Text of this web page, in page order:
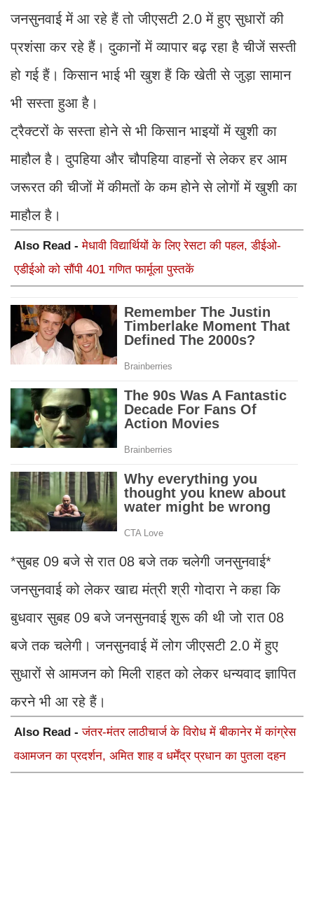
जनसुनवाई में आ रहे हैं तो जीएसटी 2.0 में हुए सुधारों की
प्रशंसा कर रहे हैं। दुकानों में व्यापार बढ़ रहा है चीजें सस्ती
हो गई हैं। किसान भाई भी खुश हैं कि खेती से जुड़ा सामान
भी सस्ता हुआ है।
ट्रैक्टरों के सस्ता होने से भी किसान भाइयों में खुशी का
माहौल है। दुपहिया और चौपहिया वाहनों से लेकर हर आम
जरूरत की चीजों में कीमतों के कम होने से लोगों में खुशी का
माहौल है।
Also Read -मेधावी विद्यार्थियों के लिए रेसटा की पहल, डीईओ-
एडीईओ को सौंपी 401 गणित फार्मूला पुस्तकें
*सुबह 09 बजे से रात 08 बजे तक चलेगी जनसुनवाई*
जनसुनवाई को लेकर खाद्य मंत्री श्री गोदारा ने कहा कि
बुधवार सुबह 09 बजे जनसुनवाई शुरू की थी जो रात 08
बजे तक चलेगी। जनसुनवाई में लोग जीएसटी 2.0 में हुए
सुधारों से आमजन को मिली राहत को लेकर धन्यवाद ज्ञापित
करने भी आ रहे हैं।
Also Read -जंतर-मंतर लाठीचार्ज के विरोध में बीकानेर में कांग्रेस
वआमजन का प्रदर्शन, अमित शाह व धर्मेंद्र प्रधान का पुतला दहन